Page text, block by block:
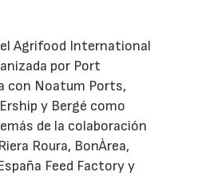
Agrifood International
por Port
con Noatum Ports,
y Bergé como
de la colaboración
Roura, BonÀrea,
Feed Factory y